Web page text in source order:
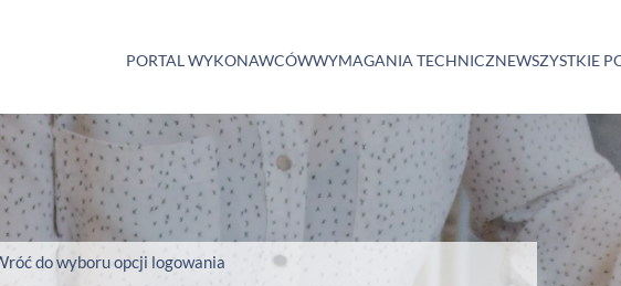
PORTAL WYKONAWCÓWWYMAGANIA TECHNICZNEWSZYSTKIE
do wyboru opcji logowania